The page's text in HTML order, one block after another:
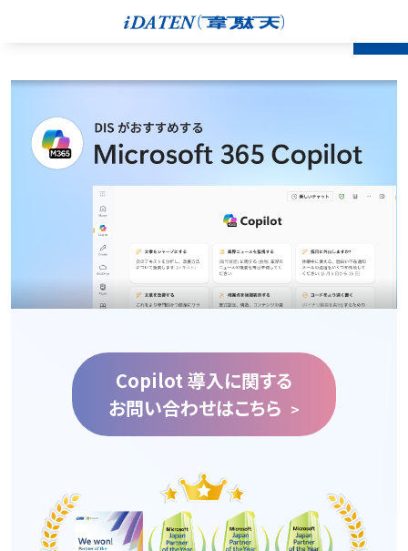
Copilot 導入に関する
お問い合わせはこちら